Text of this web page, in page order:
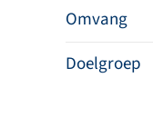
Omvang
Doelgroep